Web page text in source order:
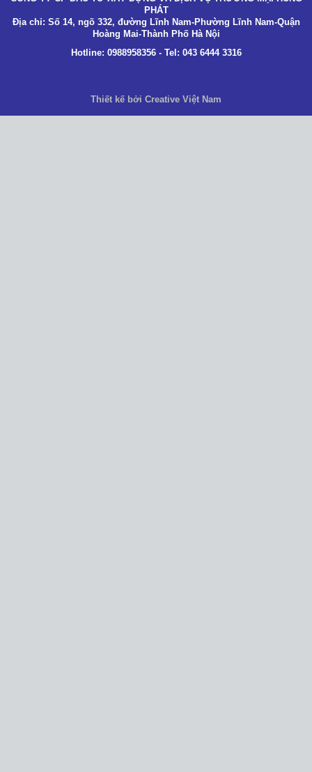
PHÁT
Địa chỉ: Số 14, ngõ 332, đường Lĩnh Nam-Phường Lĩnh Nam-Quận
Hoàng Mai-Thành Phố Hà Nội
Hotline: 0988958356 - Tel: 043 6444 3316
Thiết kế bởi Creative Việt Nam